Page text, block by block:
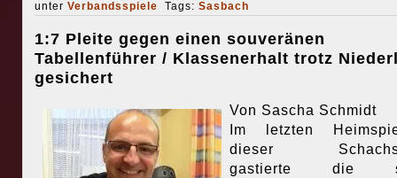
unter Verbandsspiele Tags: Sasbach
1:7 Pleite gegen einen souveränen
Tabellenführer / Klassenerhalt trotz
gesichert
Von Sascha Schmidt
Im letzten
dieser
gastierte die